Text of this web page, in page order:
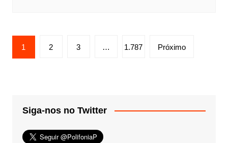
Paginação
de
1 2 3 … 1.787 Próximo
Siga-nos no Twitter